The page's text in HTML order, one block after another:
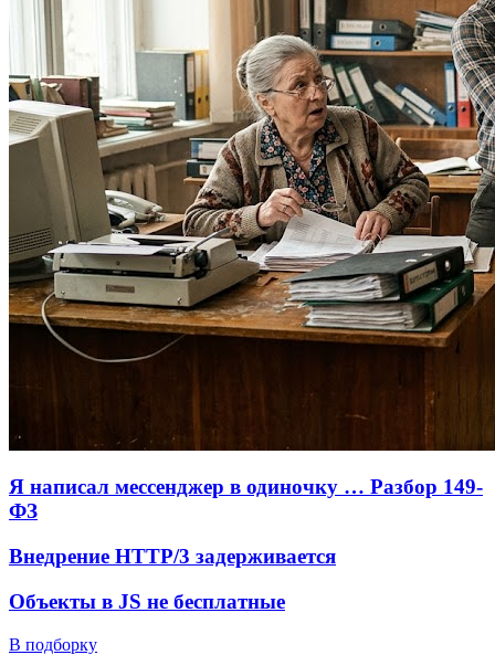
Я написал мессенджер в одиночку … Разбор 149-
ФЗ
Внедрение HTTP/3 задерживается
Объекты в JS не бесплатные
В подборку